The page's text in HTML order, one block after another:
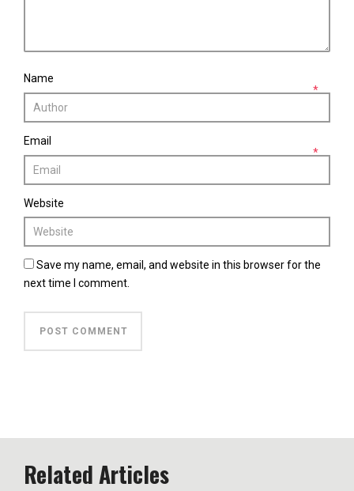
Name
*
Email
*
Website
Save my name, email, and website in this browser for the
next time I comment.
Related Articles